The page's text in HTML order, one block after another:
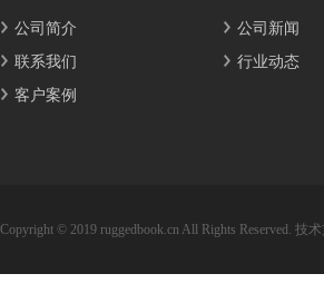
公司简介
联系我们
客户案例
公司新闻
行业动态
Copyright © 2019 ruggedbook.cn All Rights Reserved. 技